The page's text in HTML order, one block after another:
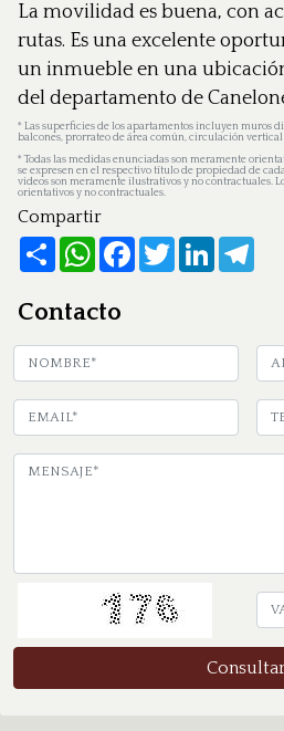
La movilidad es buena, con
rutas. Es una excelente
un inmueble en una
del departamento de
* Las superficies de los apartamentos incluyen muros
balcones, prorrateo de área común, circulación
*Todas las medidas enunciadas son meramente
se expresen en el respectivo título de propiedad de
videos son meramente ilustrativos y no contractuales.
orientativos y no contractuales.
Compartir
ShareWhatsApp
Facebook
TwitterLinkedIn
Contacto